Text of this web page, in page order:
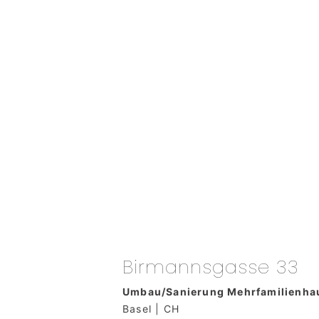
Birmannsgasse 33
Umbau/Sanierung
Basel | CH